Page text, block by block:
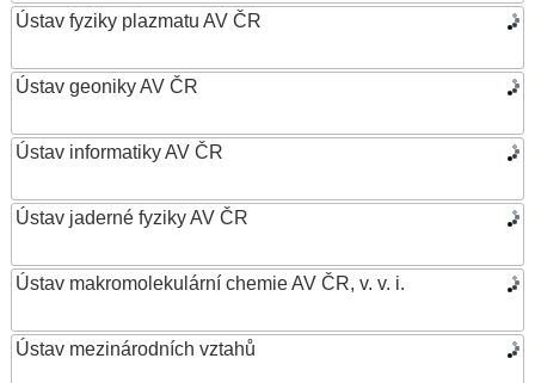
Ústav fyziky plazmatu AV ČR
Ústav geoniky AV ČR
Ústav informatiky AV ČR
Ústav jaderné fyziky AV ČR
Ústav makromolekulární chemie AV ČR, v. v. i.
Ústav mezinárodních vztahů